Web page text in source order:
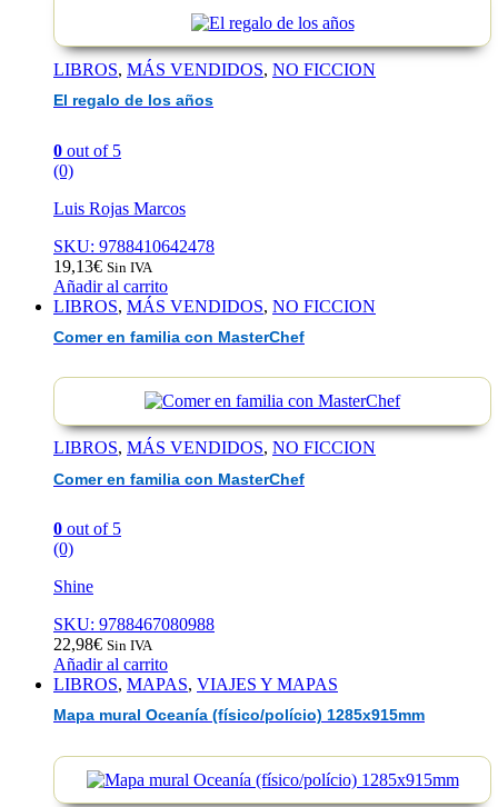
LIBROS, MÁS VENDIDOS, NO FICCION
El regalo de los años
0 out of 5
(0)
Luis Rojas Marcos
SKU: 9788410642478
19,13€ Sin IVA
Añadir al carrito
LIBROS, MÁS VENDIDOS, NO FICCION
Comer en familia con MasterChef
LIBROS, MÁS VENDIDOS, NO FICCION
Comer en familia con MasterChef
0 out of 5
(0)
Shine
SKU: 9788467080988
22,98€ Sin IVA
Añadir al carrito
LIBROS, MAPAS, VIAJES Y MAPAS
Mapa mural Oceanía (físico/polício) 1285x915mm